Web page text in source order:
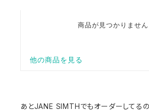
あとJANE SIMTHでもオーダーしてる